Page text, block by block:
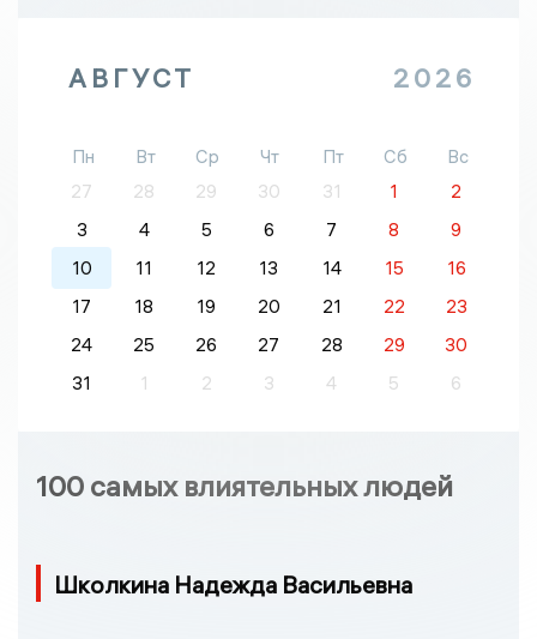
АВГУСТ 2026
Пн Вт Ср Чт Пт Сб
Вс
27
28 29 30 31 1
2
3
4 5 6 7 8
9
10
11 12 13 14 15
16
17
18 19 20 21 22
23
24
25 26 27 28 29
30
31
1 2 3 4 5 6
100 самых влиятельных людей
Школкина Надежда Васильевна